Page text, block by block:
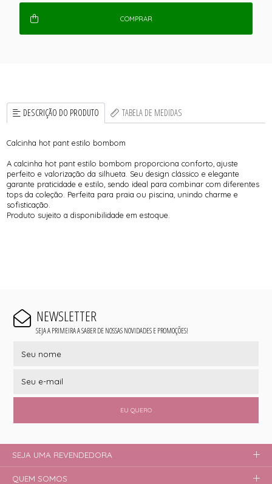
COMPRAR
DESCRIÇÃO DO PRODUTO TABELA DE MEDIDAS
Calcinha hot pant estilo bombom
A calcinha hot pant estilo bombom proporciona conforto, ajuste
perfeito e valorização da silhueta. Seu design clássico e elegante
garante praticidade e estilo, sendo ideal para combinar com diferentes
tops da coleção. Perfeita para praia ou piscina, unindo charme e
sofisticação.
Produto sujeito a disponibilidade em estoque.
NEWSLETTER
SEJA A PRIMEIRA A SABER DE NOSSAS NOVIDADES E PROMOÇÕES!
EU QUERO
SEJA UMA REVENDEDORA
QUEM SOMOS